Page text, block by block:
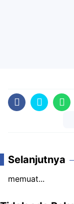
Selanjutnya
memuat...